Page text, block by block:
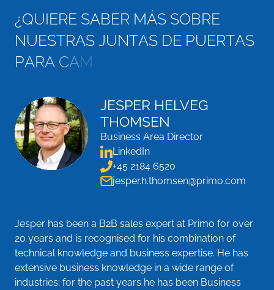
¿QUIERE SABER MÁS SOBRE
NUESTRAS JUNTAS DE PUERTAS
PARA CAM
JESPER HELVEG
THOMSEN
Business Area Director
LinkedIn
+45 2184 6520
jesper.h.thomsen@primo.com
Jesper has been a B2B sales expert at Primo for over
20 years and is recognised for his combination of
technical knowledge and business expertise. He has
extensive business knowledge in a wide range of
industries; for the past years he has been Business